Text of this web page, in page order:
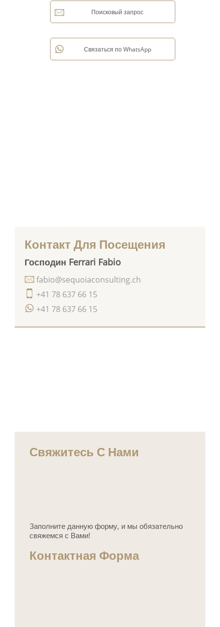
Контакт Для Посещения
Господин Ferrari Fabio
+41 78 637 66 15
+41 78 637 66 15
fabio@sequoiaconsulting.ch
Свяжитесь С Нами
Заполните данную форму, и мы обязательно
свяжемся с Вами!
Контактная Форма
Поисковый запрос
Связаться по WhatsApp